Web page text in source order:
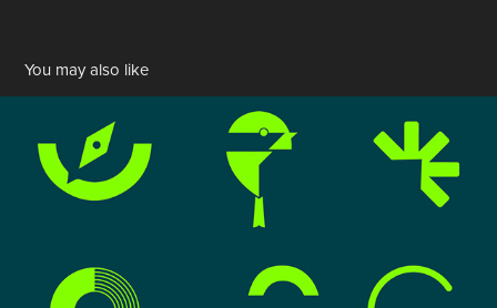
You may also like
Logofolio